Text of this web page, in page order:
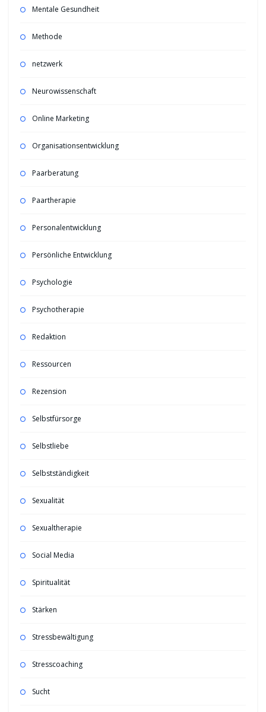
Mentale Gesundheit
Methode
netzwerk
Neurowissenschaft
Online Marketing
Organisationsentwicklung
Paarberatung
Paartherapie
Personalentwicklung
Persönliche Entwicklung
Psychologie
Psychotherapie
Redaktion
Ressourcen
Rezension
Selbstfürsorge
Selbstliebe
Selbstständigkeit
Sexualität
Sexualtherapie
Social Media
Spiritualität
Stärken
Stressbewältigung
Stresscoaching
Sucht